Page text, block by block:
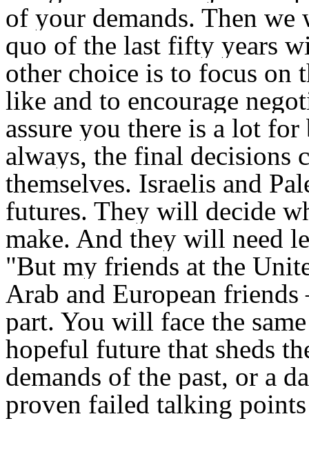
of your demands. Then
quo of the last fifty years
other choice is to focus on
like and to encourage
assure you there is a lot
always, the final decisions
themselves. Israelis and
futures. They will decide
make. And they will need
"But my friends at the
Arab and European
part. You will face the
hopeful future that sheds
demands of the past, or a
proven failed talking